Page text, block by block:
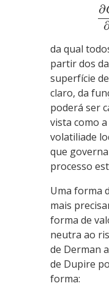
∂
da qual
partir dos
superfície
claro, da
poderá ser
vista como
volatiliade
que
processo
Uma forma
mais
forma de
neutra ao
de Derman
de Dupire
forma: